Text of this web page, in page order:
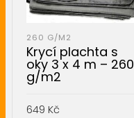
260 G/M2
Krycí plachta s
oky 3 x 4 m – 260
g/m2
649 Kč